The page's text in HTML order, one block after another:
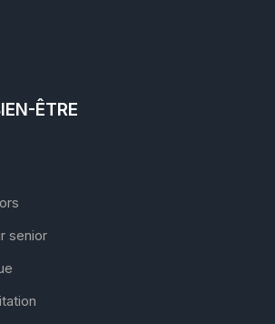
ÊTRE
senior